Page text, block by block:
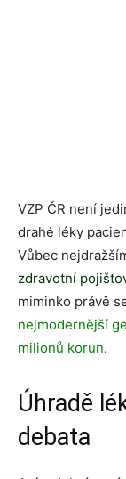
VZP ČR není
drahé léky
Vůbec
zdravotní
miminko právě
nejmodernější
milionů korun.
Úhradě
debata